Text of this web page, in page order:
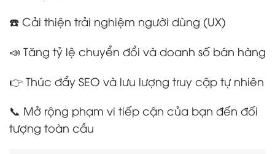
☎️ Cải thiện trải nghiệm người dùng (UX)
📣 Tăng tỷ lệ chuyển đổi và doanh số bán hàng
👉 Thúc đẩy SEO và lưu lượng truy cập tự nhiên
📞 Mở rộng phạm vi tiếp cận của bạn đến đối
tượng toàn cầu